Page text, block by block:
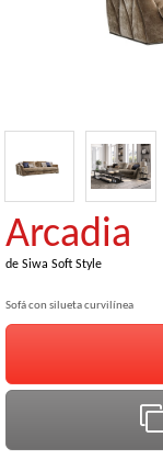
Arcadia
de Siwa Soft Style
Sofá con silueta curvilínea